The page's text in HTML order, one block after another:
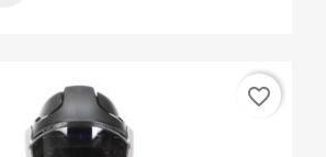
favorite_border